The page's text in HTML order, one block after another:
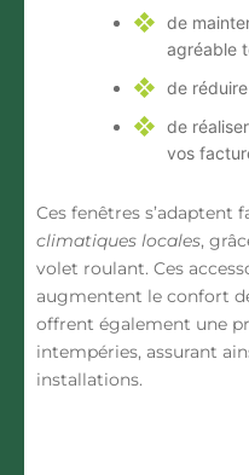
de
agréable
de
de
vos
Ces fenêtres s’adaptent
climatiques locales,
volet roulant. Ces
augmentent le confort
offrent également une
intempéries, assurant
installations.